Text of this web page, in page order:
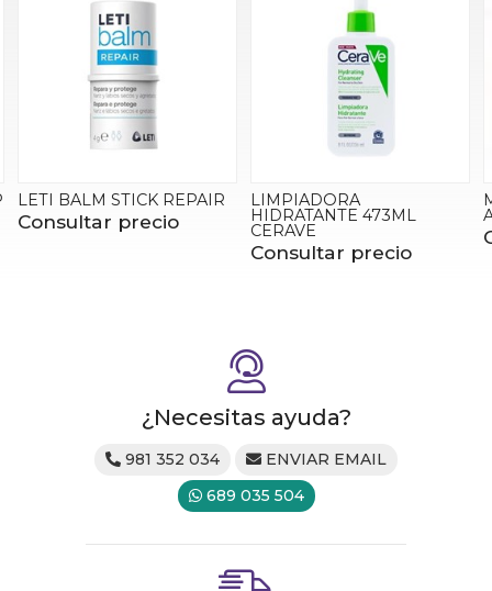
LIMPIADORA
HIDRATANTE 473ML
CERAVE
MARTIDERM GF VITAL
AGE CREAM NIGHT
Consultar precio
¿Necesitas ayuda?
981 352 034
ENVIAR EMAIL
689 035 504